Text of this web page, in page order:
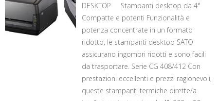
DESKTOP Stampanti desktop da 4"
Compatte e potenti Funzionalità e
potenza concentrate in un formato
ridotto, le stampanti desktop SATO
assicurano ingombri ridotti e sono facili
da trasportare. Serie CG 408/412 Con
prestazioni eccellenti e prezzi ragionevoli,
queste stampanti termiche dirette/a